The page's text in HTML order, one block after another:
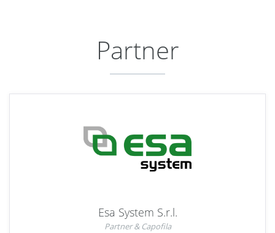
Partner
Esa System S.r.l.
Partner & Capofila